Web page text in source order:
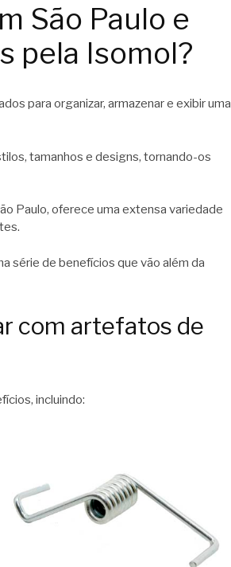
São Paulo e
pela Isomol?
para organizar, armazenar e exibir uma
tamanhos e designs, tornando-os
Paulo, oferece uma extensa variedade
série de benefícios que vão além da
com artefatos de
incluindo: